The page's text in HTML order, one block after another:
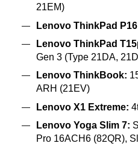
21EM)
Lenovo ThinkPad
Lenovo ThinkPad
Gen 3 (Type 21DA,
Lenovo ThinkBook:
ARH (21EV)
Lenovo X1 Extreme:
Lenovo Yoga Slim 7:
Pro 16ACH6 (82QR),